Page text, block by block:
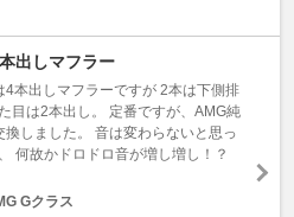
出しマフラー
4本出しマフラーですが 2本は下側排
目は2本出し。 定番ですが、AMG純
換しました。 音は変わらないと思っ
何故かドロドロ音が増し増し！？
Gクラス